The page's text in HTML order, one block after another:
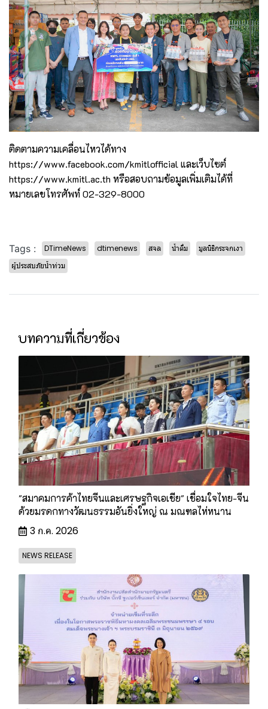
ติดตามความเคลื่อนไหวได้ทาง
https://www.facebook.com/kmitlofficial และเว็บไซต์
https://www.kmitl.ac.th หรือสอบถามข้อมูลเพิ่มเติมได้ที่
หมายเลขโทรศัพท์ 02-329-8000
Tags : DTimeNews dtimenews สจล น้ำดื่ม
มูลนิธิกระจกเงา
ผู้ประสบภัยน้ำท่วม
บทความที่เกี่ยวข้อง
"สมาคมการค้าไทยจีนและเศรษฐกิจเอเชีย" เชื่อมใจไทย-จีน
ด้วยมรดกทางวัฒนธรรมอันยิ่งใหญ่ ณ มณฑลไห่หนาน
3 ก.ค. 2026
NEWS RELEASE